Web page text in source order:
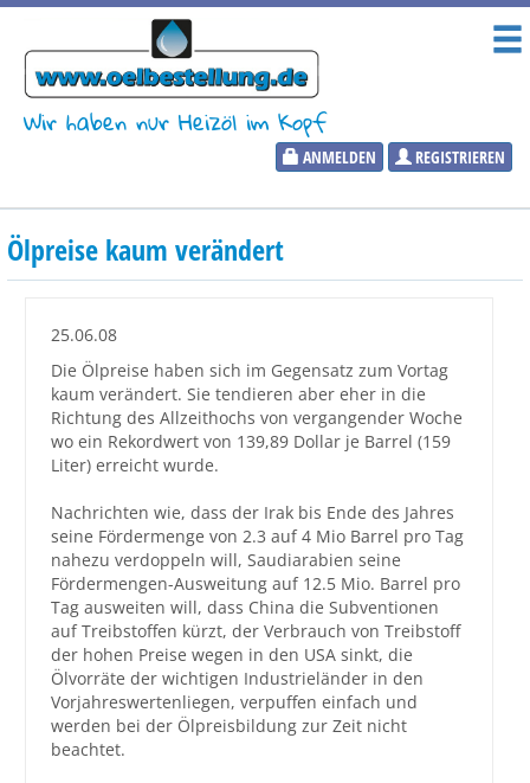
Wir haben nur Heizöl im Kopf
ANMELDEN REGISTRIEREN
Heizölpreise
Aktueller Heizölpreis
Marktinformationen
Wunschpreis Benachrichtigung
Großbestellungen
Produkte
Service
Händler
Ölpreise kaum verändert
25.06.08
Die Ölpreise haben sich im Gegensatz zum Vortag
kaum verändert. Sie tendieren aber eher in die
Richtung des Allzeithochs von vergangender Woche
wo ein Rekordwert von 139,89 Dollar je Barrel (159
Liter) erreicht wurde.
Nachrichten wie, dass der Irak bis Ende des Jahres
seine Fördermenge von 2.3 auf 4 Mio Barrel pro Tag
nahezu verdoppeln will, Saudiarabien seine
Fördermengen-Ausweitung auf 12.5 Mio. Barrel pro
Tag ausweiten will, dass China die Subventionen
auf Treibstoffen kürzt, der Verbrauch von Treibstoff
der hohen Preise wegen in den USA sinkt, die
Ölvorräte der wichtigen Industrieländer in den
Vorjahreswertenliegen, verpuffen einfach und
werden bei der Ölpreisbildung zur Zeit nicht
beachtet.